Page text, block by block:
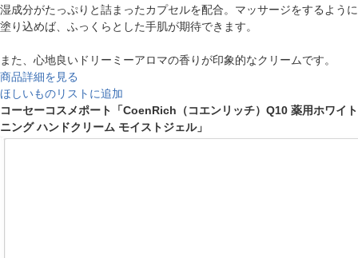
湿成分がたっぷりと詰まったカプセルを配合。マッサージをするように
塗り込めば、ふっくらとした手肌が期待できます。
また、心地良いドリーミーアロマの香りが印象的なクリームです。
商品詳細を見る
ほしいものリストに追加
コーセーコスメポート「CoenRich（コエンリッチ）Q10 薬用ホワイト
ニング ハンドクリーム モイストジェル」